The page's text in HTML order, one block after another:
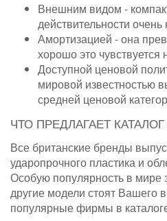
Внешним видом -
действительности очень
Амортизацией - она
хорошо это чувствуется
Доступной ценовой
мировой известностью
средней ценовой
ЧТО ПРЕДЛАГАЕТ
Все британские бренды
ударопрочного пластика и
Особую популярность в мире
другие модели стоят
популярные фирмы в